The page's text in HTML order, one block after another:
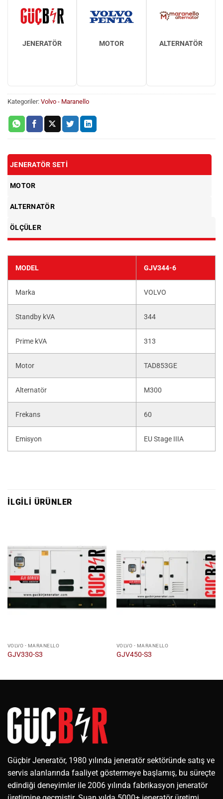
JENERATÖR MOTOR ALTERNATÖR
Kategoriler: Volvo - Maranello
JENERATÖR SETI
MOTOR
ALTERNATÖR
ÖLÇÜLER
MODEL GJV344-6
Marka VOLVO
Standby kVA 344
Prime kVA 313
Motor TAD853GE
Alternatör M300
Frekans 60
Emisyon EU Stage IIIA
İLGILI ÜRÜNLER
VOLVO - MARANELLO
GJV330-S3
VOLVO - MARANELLO
GJV450-S3
Güçbir Jeneratör, 1980 yılında jeneratör sektöründe satış ve
servis alanlarında faaliyet göstermeye başlamış, bu süreçte
edindiği deneyimler ile 2006 yılında fabrikasyon jeneratör